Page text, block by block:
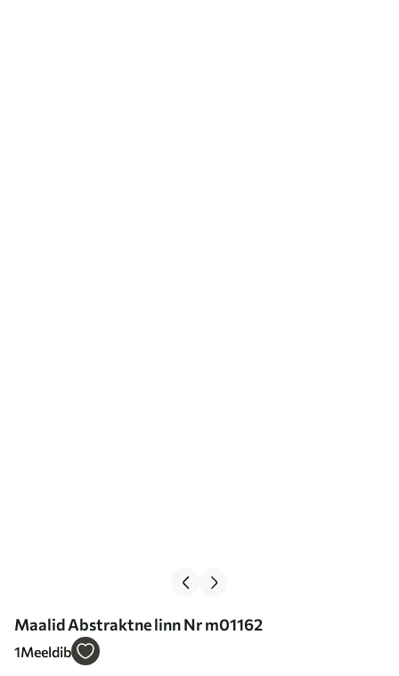
Maalid Abstraktne linn Nr m01162
1Meeldib